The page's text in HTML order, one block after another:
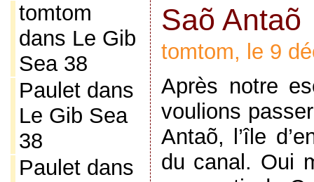
tomtom
dans Le Gib
Sea 38
Pauletdans
Le Gib Sea
38
Pauletdans
Saõ Antaõ
tomtom, le 9
Après notre
voulions
Antaõ, l’île
du canal. Oui